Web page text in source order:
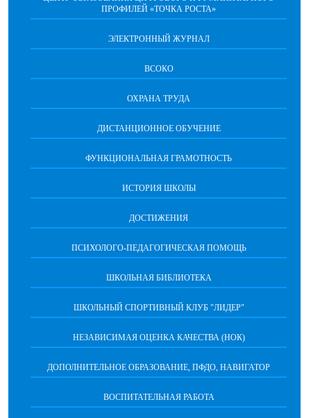
ПРОФИЛЕЙ «ТОЧКА РОСТА»
ЭЛЕКТРОННЫЙ ЖУРНАЛ
ВСОКО
ОХРАНА ТРУДА
ДИСТАНЦИОННОЕ ОБУЧЕНИЕ
ФУНКЦИОНАЛЬНАЯ ГРАМОТНОСТЬ
ИСТОРИЯ ШКОЛЫ
ДОСТИЖЕНИЯ
ПСИХОЛОГО-ПЕДАГОГИЧЕСКАЯ ПОМОЩЬ
ШКОЛЬНАЯ БИБЛИОТЕКА
ШКОЛЬНЫЙ СПОРТИВНЫЙ КЛУБ "ЛИДЕР"
НЕЗАВИСИМАЯ ОЦЕНКА КАЧЕСТВА (НОК)
ДОПОЛНИТЕЛЬНОЕ ОБРАЗОВАНИЕ, ПФДО, НАВИГАТОР
ВОСПИТАТЕЛЬНАЯ РАБОТА